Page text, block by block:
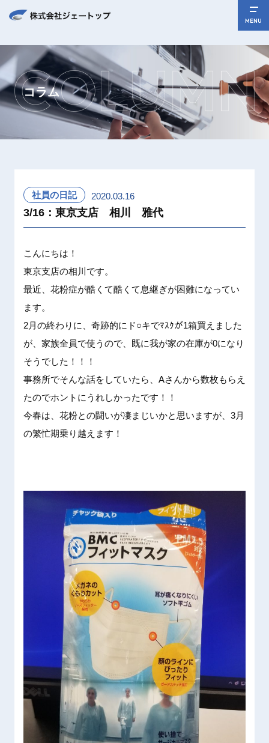
MENU
コラム
社員の日記 2020.03.16
3/16：東京支店 相川 雅代
こんにちは！
東京支店の相川です。
最近、花粉症が酷くて酷く て息継ぎが困難になってい
ます。
2月の終わりに、 奇跡的に ド○キでﾏｽｸが1箱買え ました
が、家族全 員で使う ので、既に我が家の在庫が0になり
そうでした！！！
事務所でそんな話をしていたら、Aさんから数枚もら え
たのでホントに うれしかったです ！！
今春は、 花粉との闘いが凄まじいかと思いますが、3月
の繁忙期乗り越えます！